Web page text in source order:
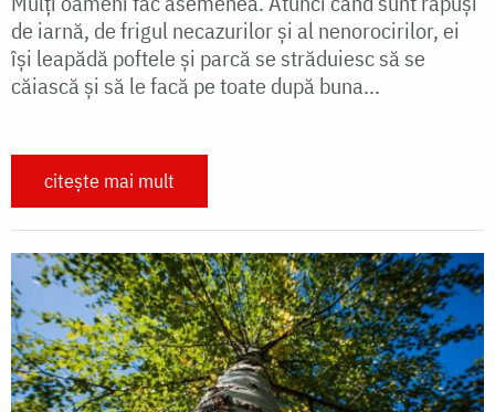
de iarnă, de frigul necazurilor şi al nenorocirilor, ei
îşi leapădă poftele şi parcă se străduiesc să se
căiască şi să le facă pe toate după buna...
citește mai mult